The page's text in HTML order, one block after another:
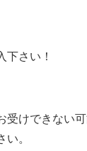
下さい！
けできない
。